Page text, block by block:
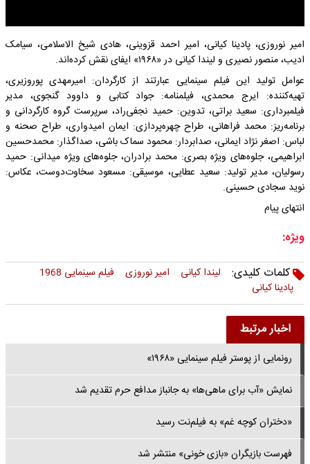
امیر نوروزی، پادینا کیانی، امیر احمد قزوینی، هادی شیخ الاسلامی، سیامک
ادیب، منصور نصیری و لیندا کیانی در «۱۹۶۸» ایفای نقش کرده‌اند.
عوامل تولید این فیلم سینمایی عبارتند از کارگردان: امیرمهدی پوروزیری،
تهیه‌کننده: ایرج محمدی، فیلمنامه: جواد کتابی و داوود گنجوی، مدیر
فیلمبرداری: سعید براتی، تدوین: حمید نجفی‌راد، سرپرست گروه کارگردانی و
برنامه‌ریز: محمد فراهانی، طراح چهره‌پردازی: ایمان امیدواری، طراح صحنه و
لباس: اصغر نژاد ایمانی، صدابردار: محمود سماک باشی، صداگذار: محمدحسین
ابراهیمی، جلوه‌های ویژه بصری: محمد برادران، جلوه‌های ویژه میدانی: حمید
رسولیان، مدیر تولید: سعید عطایی، موسیقی: مسعود سخاوت‌دوست، عکاس:
نوید سجادی حسینی.
انتهای پیام
ویژه:
کلمات کلیدی:
لیندا کیانی امیر نوروزی
فیلم سینمایی 1968
پادینا کیانی
اخبار مرتبط
رونمایی از پوستر فیلم سینمایی «۱۹۶۸»
نمایش «آب برای ماهی‌ها» به جانباز مدافع حرم تقدیم شد
«دختران کوچه غم» به فیلم‌نت رسید
فهرست بازیگران «بازی خونی» منتشر شد